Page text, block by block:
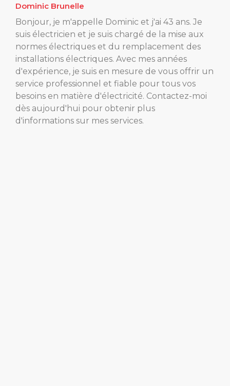
Dominic Brunelle
Bonjour, je m'appelle Dominic et j'ai 43 ans. Je
suis électricien et je suis chargé de la mise aux
normes électriques et du remplacement des
installations électriques. Avec mes années
d'expérience, je suis en mesure de vous offrir un
service professionnel et fiable pour tous vos
besoins en matière d'électricité. Contactez-moi
dès aujourd'hui pour obtenir plus
d'informations sur mes services.